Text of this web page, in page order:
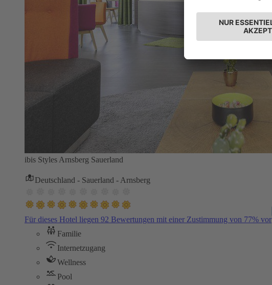
ibis Styles Arnsberg Sauerland
Deutschland - Sauerland - Arnsberg
Für dieses Hotel liegen 92 Bewertungen mit einer Zustimmung von 77% vor
Familie
Internetzugang
Wellness
Pool